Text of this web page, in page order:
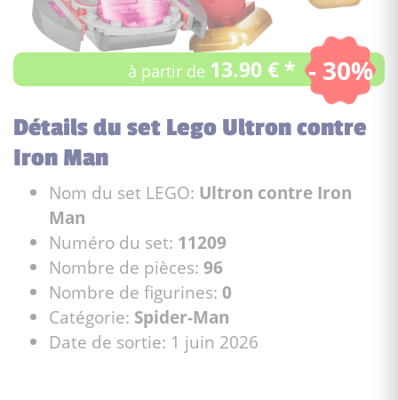
à partir de 13.90 € * - 30%
Détails du set Lego Ultron contre
Iron Man
Nom du set LEGO: Ultron contre Iron
Man
Numéro du set: 11209
Nombre de pièces: 96
Nombre de figurines: 0
Catégorie: Spider-Man
Date de sortie: 1 juin 2026